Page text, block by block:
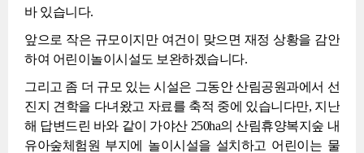
바 있습니다.
앞으로 작은 규모이지만 여건이 맞으면 재정 상황을 감안
하여 어린이놀이시설도 보완하겠습니다.
그리고 좀 더 규모 있는 시설은 그동안 산림공원과에서 선
진지 견학을 다녀왔고 자료를 축적 중에 있습니다만, 지난
해 답변드린 바와 같이 가야산 250ha의 산림휴양복지숲 내
유아숲체험원 부지에 놀이시설을 설치하고 어린이는 물